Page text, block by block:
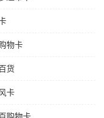
物卡
货
卡